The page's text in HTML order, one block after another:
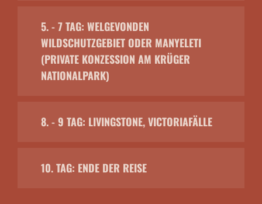
5. - 7 TAG: WELGEVONDEN
WILDSCHUTZGEBIET ODER MANYELETI
(PRIVATE KONZESSION AM KRÜGER
NATIONALPARK)
8. - 9 TAG: LIVINGSTONE, VICTORIAFÄLLE
10. TAG: ENDE DER REISE